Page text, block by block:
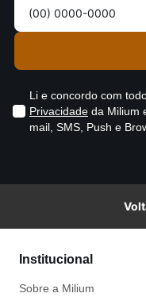
Li e concordo com
Privacidade da Milium
mail, SMS, Push e
Institucional
Sobre a Milium